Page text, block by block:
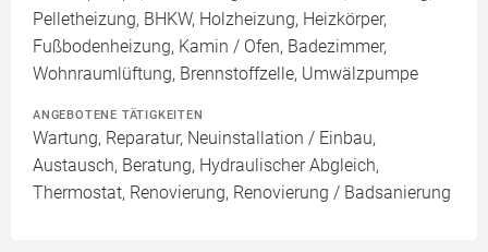
Pelletheizung, BHKW, Holzheizung, Heizkörper,
Fußbodenheizung, Kamin / Ofen, Badezimmer,
Wohnraumlüftung, Brennstoffzelle, Umwälzpumpe
ANGEBOTENE TÄTIGKEITEN
Wartung, Reparatur, Neuinstallation / Einbau,
Austausch, Beratung, Hydraulischer Abgleich,
Thermostat, Renovierung, Renovierung / Badsanierung